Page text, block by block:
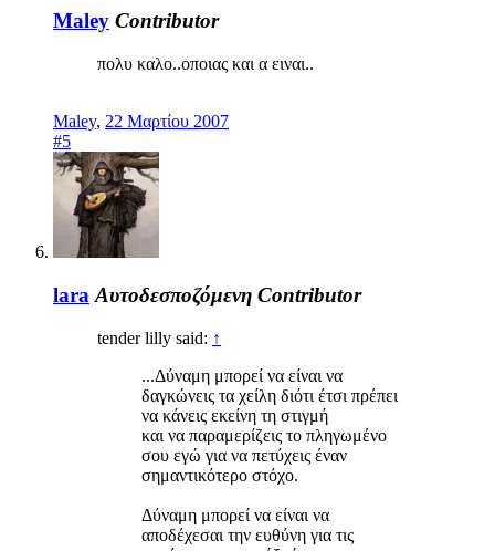
Maley Contributor
πολυ καλο..οποιας και α ειναι..
Maley, 22 Μαρτίου 2007
#5
lara Αυτοδεσποζόμενη Contributor
tender lilly said: ↑
...Δύναμη μπορεί να είναι να
δαγκώνεις τα χείλη διότι έτσι πρέπει
να κάνεις εκείνη τη στιγμή
και να παραμερίζεις το πληγωμένο
σου εγώ για να πετύχεις έναν
σημαντικότερο στόχο.
Δύναμη μπορεί να είναι να
αποδέχεσαι την ευθύνη για τις